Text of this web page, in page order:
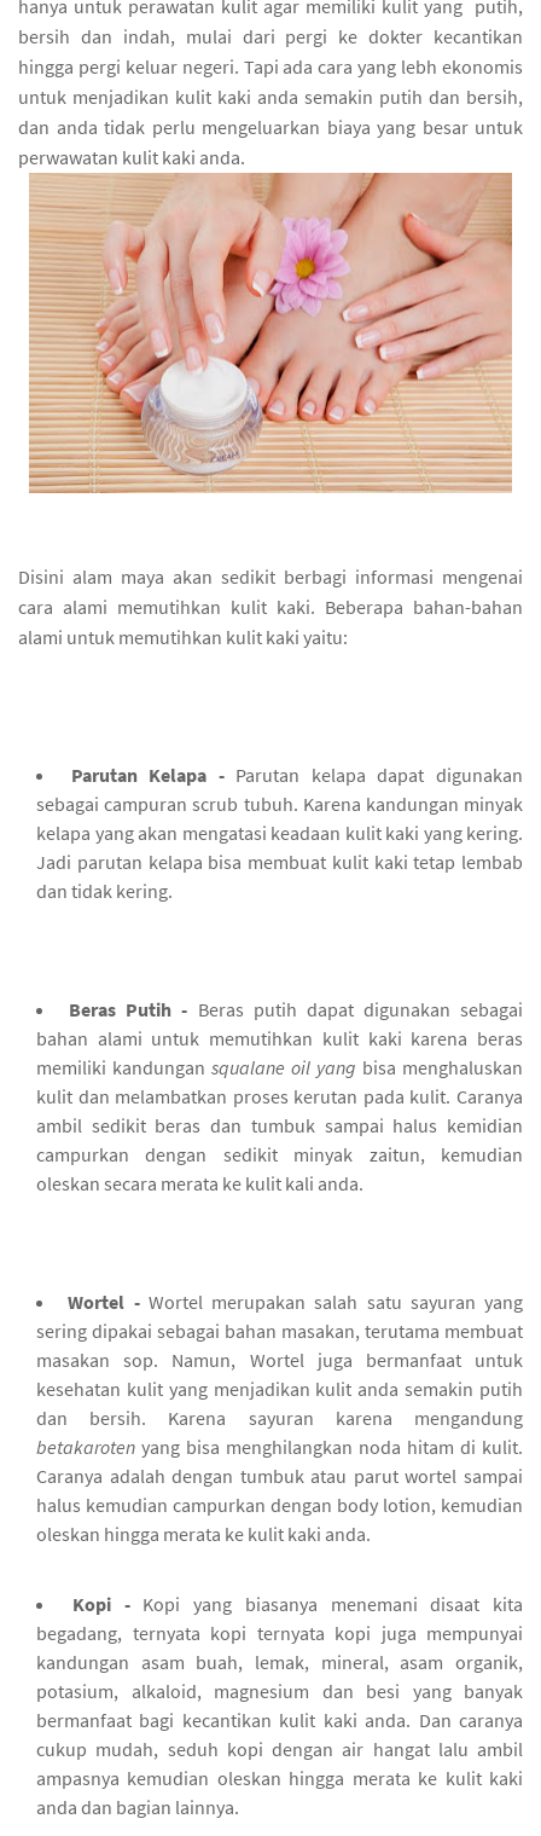
hanya untuk perawatan kulit agar memiliki kulit yang putih,
bersih dan indah, mulai dari pergi ke dokter kecantikan
hingga pergi keluar negeri. Tapi ada cara yang lebh ekonomis
untuk menjadikan kulit kaki anda semakin putih dan bersih,
dan anda tidak perlu mengeluarkan biaya yang besar untuk
perwawatan kulit kaki anda.
Disini alam maya akan sedikit berbagi informasi mengenai
cara alami memutihkan kulit kaki. Beberapa bahan-bahan
alami untuk memutihkan kulit kaki yaitu:
Parutan Kelapa - Parutan kelapa dapat digunakan
sebagai campuran scrub tubuh. Karena kandungan minyak
kelapa yang akan mengatasi keadaan kulit kaki yang kering.
Jadi parutan kelapa bisa membuat kulit kaki tetap lembab
dan tidak kering.
Beras Putih - Beras putih dapat digunakan sebagai
bahan alami untuk memutihkan kulit kaki karena beras
memiliki kandungan squalane oil yang bisa menghaluskan
kulit dan melambatkan proses kerutan pada kulit. Caranya
ambil sedikit beras dan tumbuk sampai halus kemidian
campurkan dengan sedikit minyak zaitun, kemudian
oleskan secara merata ke kulit kali anda.
Wortel - Wortel merupakan salah satu sayuran yang
sering dipakai sebagai bahan masakan, terutama membuat
masakan sop. Namun, Wortel juga bermanfaat untuk
kesehatan kulit yang menjadikan kulit anda semakin putih
dan bersih. Karena sayuran karena mengandung
betakaroten yang bisa menghilangkan noda hitam di kulit.
Caranya adalah dengan tumbuk atau parut wortel sampai
halus kemudian campurkan dengan body lotion, kemudian
oleskan hingga merata ke kulit kaki anda.
Kopi - Kopi yang biasanya menemani disaat kita
begadang, ternyata kopi ternyata kopi juga mempunyai
kandungan asam buah, lemak, mineral, asam organik,
potasium, alkaloid, magnesium dan besi yang banyak
bermanfaat bagi kecantikan kulit kaki anda. Dan caranya
cukup mudah, seduh kopi dengan air hangat lalu ambil
ampasnya kemudian oleskan hingga merata ke kulit kaki
anda dan bagian lainnya.